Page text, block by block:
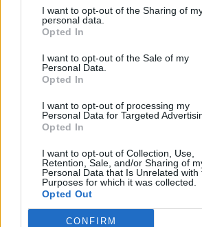
I want to opt-out of the Sharing of
personal data.
Opted In
I want to opt-out of the Sale of my
Personal Data.
Opted In
I want to opt-out of processing my
Personal Data for Targeted
Opted In
I want to opt-out of Collection, Use,
Retention, Sale, and/or Sharing of
Personal Data that Is Unrelated with
Purposes for which it was collected.
Opted Out
CONFIRM
Μονεμβασιά
Πλύτρα - Παχιάμμος
Τηγάνια
Δήμος Ανατολικής Μάνης
Γύθειο 2/Σελινίτσα
Μαυροβούνι 1